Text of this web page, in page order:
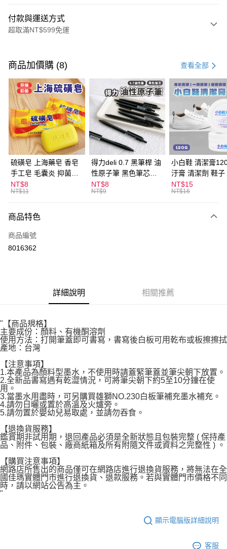
付款與運送方式
超取滿NT$599免運
信用卡一次付款
超商取貨付款
LINE Pay
Apple Pay
街口支付
悠遊付
ATM付款
全家取貨付款
每筆NT$60，滿NT$599(含以上)免運費
付款後全家取貨
每筆NT$60，滿NT$599(含以上)免運費
每筆NT$60，滿NT$599(含以上)免運費
宅配
每筆NT$120，滿NT$1,999(含以上)免運費
商品加價購 (8) 查看全部
硫磺皂 上海藥皂 香皂
手工皂 毛囊炎 抑菌除
蟎 清潔護膚 去油去痘
寵物皮膚病 狗狗貓咪
NT$8
NT$11
得力deli 0.7 黑筆桿 油
性原子筆 黑色筆芯
S304
NT$8
NT$9
小白鞋 清潔膏
汙膏 清潔劑 鞋子
漬 白皮鞋 鞋油
NT$15
NT$16
商品特色
商品編號
8016362
詳細說明 相關推薦
"【商品規格】
主要成份：顏料、有機酮溶劑
使用方法：打開筆蓋即可書寫，書寫後白板可用乾布或板擦擦拭
產地：台灣
【注意事項】
1.本產品為顏料型墨水，不使用時請蓋緊筆蓋並筆尖朝下放置。
2.全新品書寫遇有乾澀情況，可將筆尖朝下約5至10分鐘在使
用。
3.當墨水用盡時，可另購買雄獅NO.230白板筆補充墨水補充。
4.請勿日曬或置於高溫及火爐旁。
5.請勿置於嬰幼兒易取處，並請勿吞食。
【退換貨服務】
鑑賞期非試用期，退回產品必須是全新狀態且包裝完整 ( 保持產
品、附件、包裝、廠商紙箱及所有附隨文件或資料之完整性 ) 。
【購買注意事項】
網路店所售出的商品僅可在網路店進行退換貨服務，將無法在全
國佳瑪實體門市進行退換貨、退款服務。若與實體門市價格不同
時，請以網站公告為主。
"
顯示電腦版詳細說明
客服